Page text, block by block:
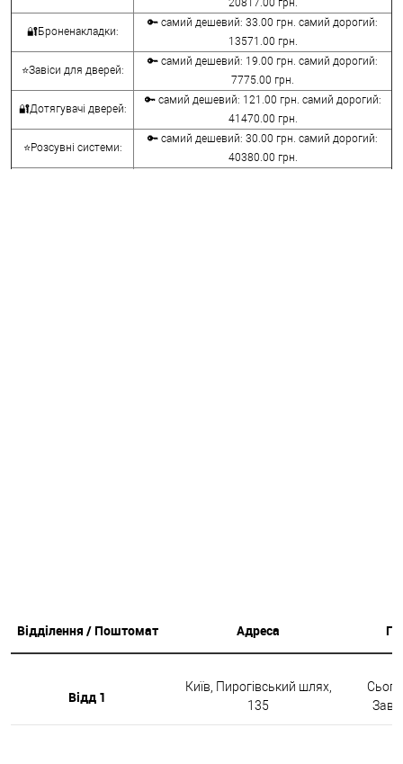
20817.00 грн.
🔐Броненакладки:
🔑 самий дешевий: 33.00 грн. самий дорогий:
13571.00 грн.
⭐Завіси для дверей:
🔑 самий дешевий: 19.00 грн. самий дорогий:
7775.00 грн.
🔐Дотягувачі дверей:
🔑 самий дешевий: 121.00 грн. самий дорогий:
41470.00 грн.
⭐Розсувні системи:
🔑 самий дешевий: 30.00 грн. самий дорогий:
40380.00 грн.
Відділення / Поштомат Адреса
Відд 1
Київ, Пирогівський шлях,
135